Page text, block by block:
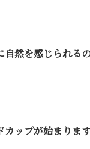
然を感じられる
ップが始まります